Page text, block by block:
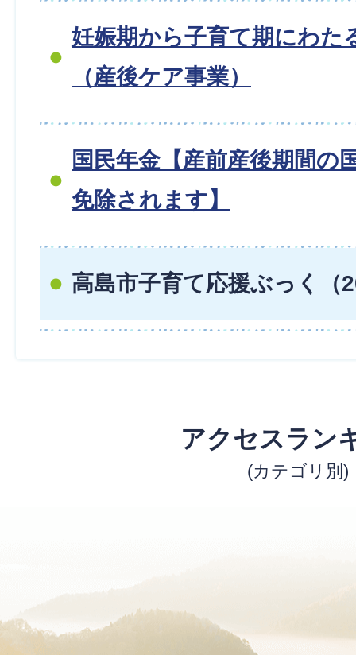
妊娠期から子育て期にわた
（産後ケア事業）
国民年金【産前産後期間の
免除されます】
高島市子育て応援ぶっく（
アクセスラン
(カテゴリ別)